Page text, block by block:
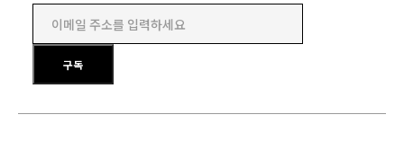
구독